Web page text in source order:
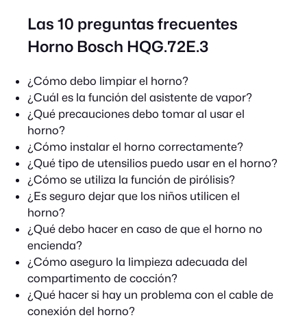
Las 10 preguntas frecuentes
Horno Bosch HQG.72E.3
¿Cómo debo limpiar el horno?
¿Cuál es la función del asistente de vapor?
¿Qué precauciones debo tomar al usar el
horno?
¿Cómo instalar el horno correctamente?
¿Qué tipo de utensilios puedo usar en el horno?
¿Cómo se utiliza la función de pirólisis?
¿Es seguro dejar que los niños utilicen el
horno?
¿Qué debo hacer en caso de que el horno no
encienda?
¿Cómo aseguro la limpieza adecuada del
compartimento de cocción?
¿Qué hacer si hay un problema con el cable de
conexión del horno?